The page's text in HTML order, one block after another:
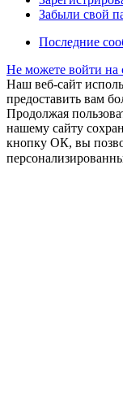
Забыли свой
Последние
Не можете войти на
Наш веб-сайт
предоставить вам
Продолжая
нашему сайту
кнопку ОК, вы